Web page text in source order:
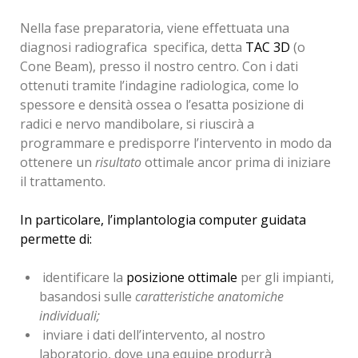
Lo scopo di questa tipologia di intervento è
ripristinare l’equilibrio orale, sia dal punto di vista
esteticochefunzionale,gli interventi vanno da
estrazioni dentali, che sono quelli più comuni, fino ad
operazioni di chirurgia maxillo-facciale utilizzate, nei
casi più importanti, per asportare masse tumorali
nella zona facciale o estrazioni dentali complicate che
necessitano di una anestesia totale.
In questa branca della chirurgia orale è possibile
inserire una serie di interventi dalla semplice
all’intervento parodontale.
Estrazione del Dente del Giudizio
L'estrazione del dente del giudizio consiste nella
Asportazione di Cisti Orali
cistiè una cavità o sacca, normale o patologica,
Nella fase preparatoria, viene effettuata una
diagnosi radiografica specifica, detta TAC 3D (o
Cone Beam), presso il nostro centro. Con i dati
ottenuti tramite l’indagine radiologica, come lo
spessore e densità ossea o l’esatta posizione di
radici e nervo mandibolare, si riuscirà a
programmare e predisporre l’intervento in modo da
ottenere un risultatoottimale ancor prima di iniziare
il trattamento.
In particolare, l’implantologia computer guidata
permette di:
identificare la posizione ottimale per gli impianti,
basandosi sulle caratteristiche anatomiche
individuali;
inviare i dati dell’intervento, al nostro
laboratorio, dove una equipe produrrà